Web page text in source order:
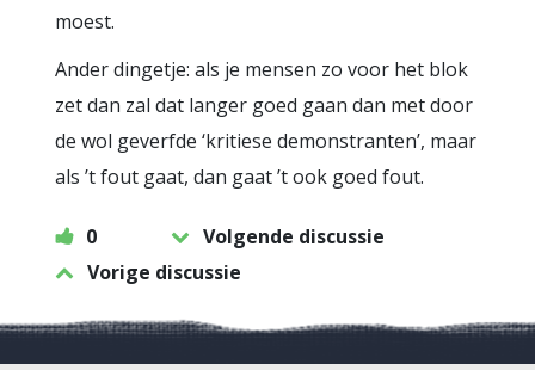
moest.
Ander dingetje: als je mensen zo voor het blok
zet dan zal dat langer goed gaan dan met door
de wol geverfde ‘kritiese demonstranten’, maar
als ’t fout gaat, dan gaat ’t ook goed fout.
0
Volgende discussie
Vorige discussie